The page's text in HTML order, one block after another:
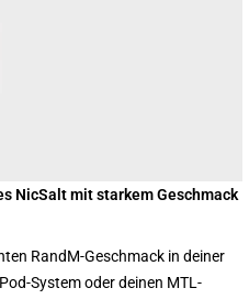
NicSalt mit starkem Geschmack
RandM-Geschmack in deiner
System oder deinen MTL-